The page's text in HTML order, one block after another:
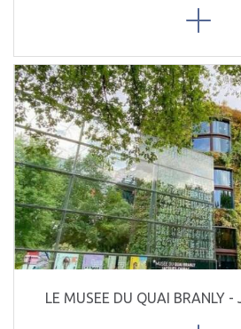
LE MUSEE DU QUAI BRANLY -